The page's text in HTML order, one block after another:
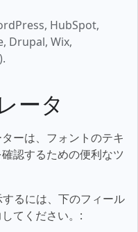
HubSpot,
Drupal, Wix,
ータ
ーは、フォントのテキ
認するための便利なツ
るには、下のフィール
てください。: